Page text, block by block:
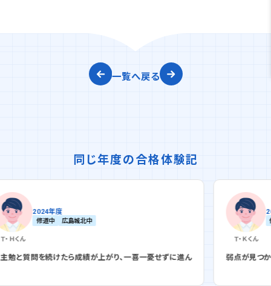
一覧へ戻る
同じ年度の合格体験記
一喜一憂せずに進ん 弱点が見つかったらすぐ動く、国語特訓が点数を